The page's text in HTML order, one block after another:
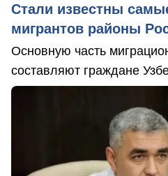
Стали известны
мигрантов районы
Основную часть
составляют граждане